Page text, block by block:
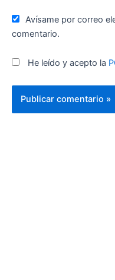
Avísame por correo
comentario.
He leído y acepto la